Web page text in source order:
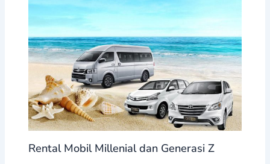
Rental Mobil Millenial dan Generasi Z